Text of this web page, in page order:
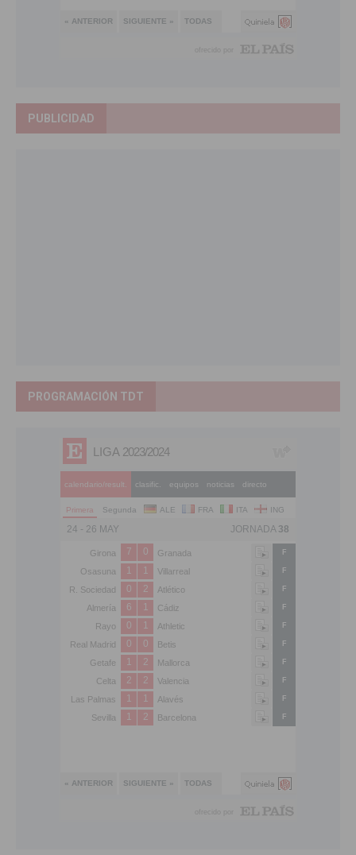
PUBLICIDAD
PROGRAMACIÓN TDT